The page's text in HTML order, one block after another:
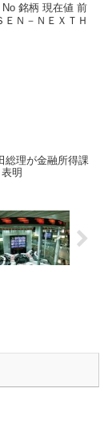
総理が金融所得課
明